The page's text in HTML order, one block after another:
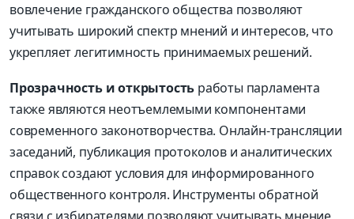
вовлечение гражданского общества позволяют
учитывать широкий спектр мнений и интересов, что
укрепляет легитимность принимаемых решений.
Прозрачность и открытость работы парламента
также являются неотъемлемыми компонентами
современного законотворчества. Онлайн-трансляции
заседаний, публикация протоколов и аналитических
справок создают условия для информированного
общественного контроля. Инструменты обратной